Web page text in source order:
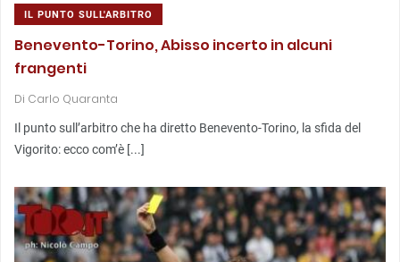
IL PUNTO SULL'ARBITRO
Benevento-Torino, Abisso incerto in alcuni
frangenti
Di Carlo Quaranta
Il punto sull’arbitro che ha diretto Benevento-Torino, la sfida del
Vigorito: ecco com’è [...]